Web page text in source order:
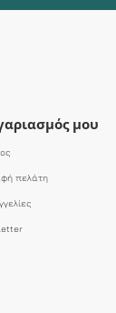
μου
πελάτη